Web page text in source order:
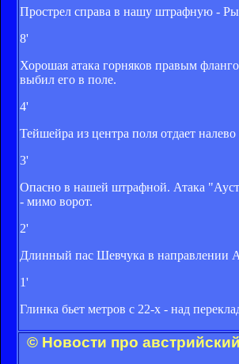
Прострел справа в нашу штрафную -
8'
Хорошая атака горняков правым
выбил его в поле.
4'
Тейшейра из центра поля отдает
3'
Опасно в нашей штрафной. Атака
- мимо ворот.
2'
Длинный пас Шевчука в направлении
1'
Глинка бьет метров с 22-х - над
© Новости про